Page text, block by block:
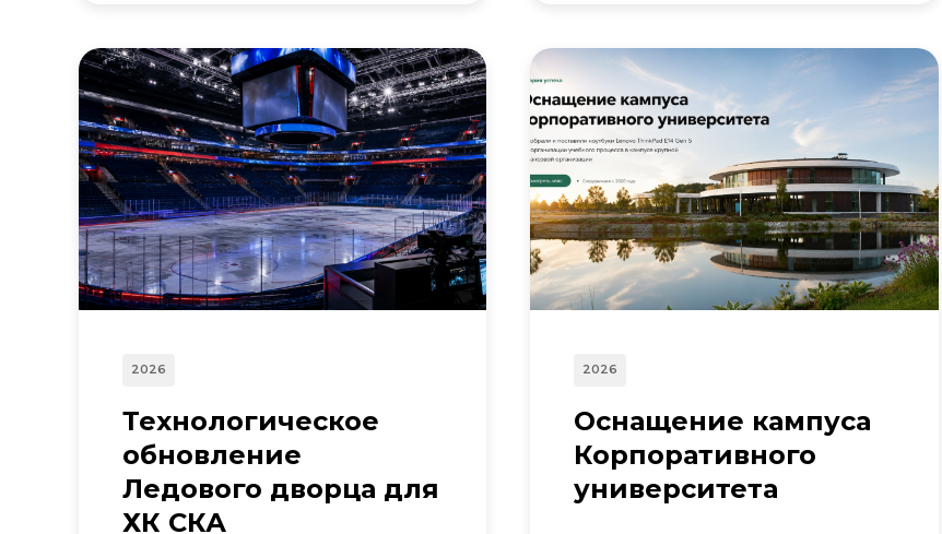
2026
Технологическое
обновление
Ледового дворца для
ХК СКА
2026
Оснащение кампуса
Корпоративного
университета